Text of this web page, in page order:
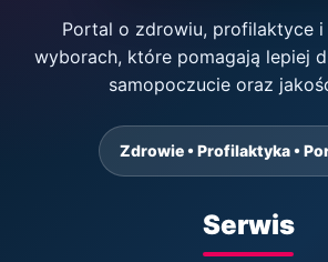
Portal o zdrowiu, profilaktyce i
wyborach, które pomagają lepiej
samopoczucie oraz
Zdrowie • Profilaktyka •
Serwis